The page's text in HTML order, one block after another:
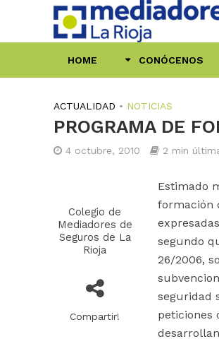
HOME CONÓCENOS
ACTUALIDAD • NOTICIAS
PROGRAMA DE
4 octubre, 2010 2 min
Colegio de
Mediadores de
Seguros de La
Rioja
Compartir!
Estimado
formación
segundo
26/2006,
seguridad
peticiones